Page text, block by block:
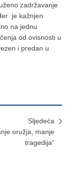
zadržavanje
je kažnjen
na jednu
od ovisnosti u
i predan u
Sljedeća
oružja, manje
tragedija“